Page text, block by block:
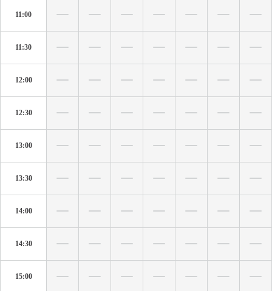
11:00
11:30
12:00
12:30
13:00
13:30
14:00
14:30
15:00